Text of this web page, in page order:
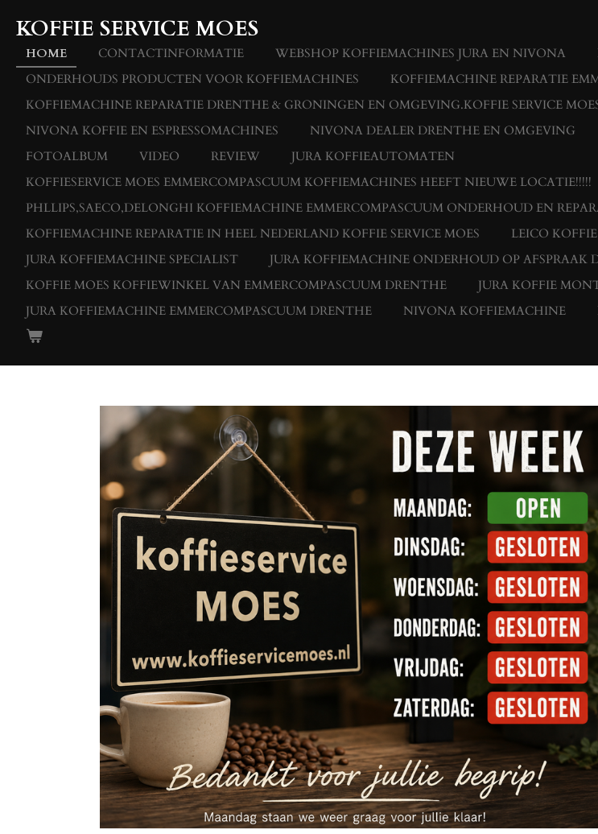
direct
naar
de
hoofdinhoud
KOFFIE SERVICE MOES
HOME CONTACTINFORMATIE WEBSHOP KOFFIEMACHINES JURA EN NIVONA
ONDERHOUDS PRODUCTEN VOOR KOFFIEMACHINES
KOFFIEMACHINE REPARATIE
KOFFIEMACHINE REPARATIE DRENTHE & GRONINGEN EN OMGEVING.KOFFIE SERVICE
NIVONA KOFFIE EN ESPRESSOMACHINES
NIVONA DEALER DRENTHE EN OMGEVING
FOTOALBUM
VIDEO REVIEW
JURA KOFFIEAUTOMATEN
KOFFIESERVICE MOES EMMERCOMPASCUUM KOFFIEMACHINES HEEFT NIEUWE LOCATIE!!!!!
PHLLIPS,SAECO,DELONGHI KOFFIEMACHINE EMMERCOMPASCUUM ONDERHOUD EN
KOFFIEMACHINE REPARATIE IN HEEL NEDERLAND KOFFIE SERVICE MOES
LEICO
JURA KOFFIEMACHINE SPECIALIST
JURA KOFFIEMACHINE ONDERHOUD OP AFSPRAAK
KOFFIE MOES KOFFIEWINKEL VAN EMMERCOMPASCUUM DRENTHE
JURA KOFFIE
JURA KOFFIEMACHINE EMMERCOMPASCUUM DRENTHE
NIVONA KOFFIEMACHINE